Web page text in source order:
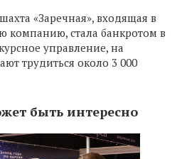
«Заречная», входящая в
компанию, стала банкротом в
управление, на
трудиться около 3 000
быть интересно